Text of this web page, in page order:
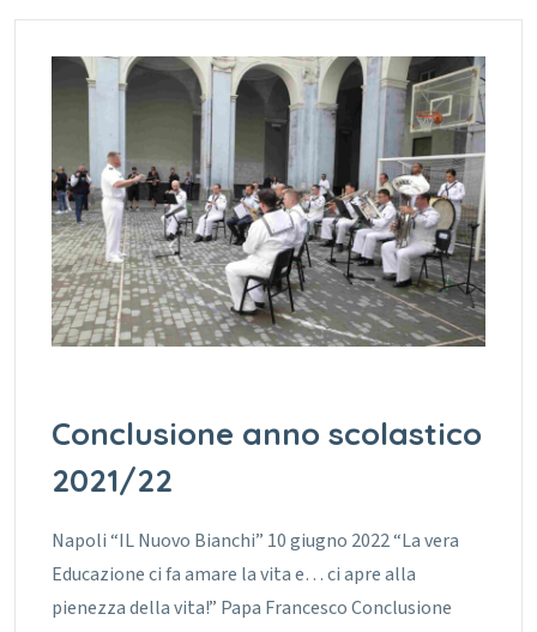
Conclusione anno scolastico
2021/22
Napoli “IL Nuovo Bianchi” 10 giugno 2022 “La vera
Educazione ci fa amare la vita e… ci apre alla
pienezza della vita!” Papa Francesco Conclusione